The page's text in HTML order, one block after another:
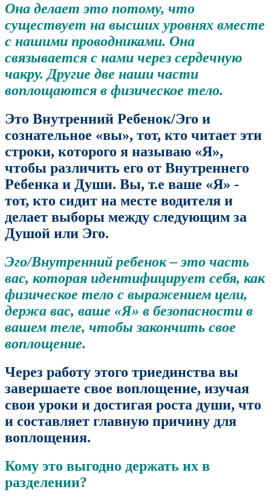
Она делает это потому, что
существует на высших уровнях вместе
с нашими проводниками. Она
связывается с нами через сердечную
чакру. Другие две наши части
воплощаются в физическое тело.
Это Внутренний Ребенок/Эго и
сознательное «вы», тот, кто читает эти
строки, которого я называю «Я»,
чтобы различить его от Внутреннего
Ребенка и Души. Вы, т.е ваше «Я» -
тот, кто сидит на месте водителя и
делает выборы между следующим за
Душой или Эго.
Эго/Внутренний ребенок – это часть
вас, которая идентифицирует себя, как
физическое тело с выражением цели,
держа вас, ваше «Я» в безопасности в
вашем теле, чтобы закончить свое
воплощение.
Через работу этого триединства вы
завершаете свое воплощение, изучая
свои уроки и достигая роста души, что
и составляет главную причину для
воплощения.
Кому это выгодно держать их в
разделении?